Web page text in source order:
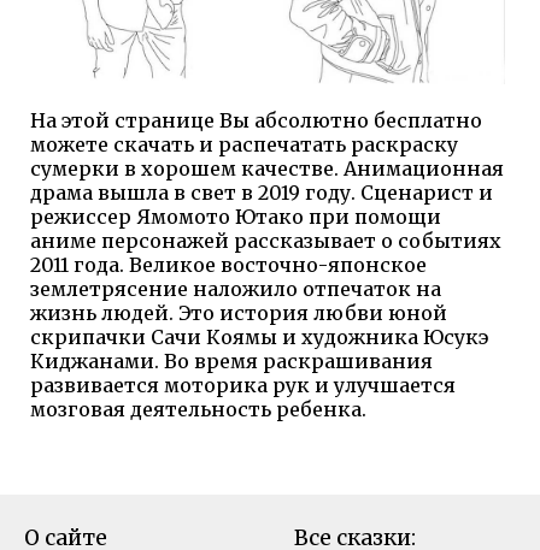
На этой странице Вы абсолютно бесплатно
можете скачать и распечатать раскраску
сумерки в хорошем качестве. Анимационная
драма вышла в свет в 2019 году. Сценарист и
режиссер Ямомото Ютако при помощи
аниме персонажей рассказывает о событиях
2011 года. Великое восточно-японское
землетрясение наложило отпечаток на
жизнь людей. Это история любви юной
скрипачки Сачи Коямы и художника Юсукэ
Киджанами. Во время раскрашивания
развивается моторика рук и улучшается
мозговая деятельность ребенка.
О сайте Все сказки: